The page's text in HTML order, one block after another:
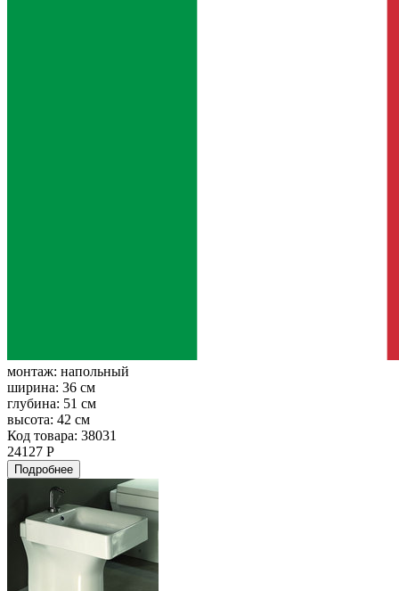
монтаж: напольный
ширина: 36 см
глубина: 51 см
высота: 42 см
Код товара: 38031
24127 Р
Подробнее